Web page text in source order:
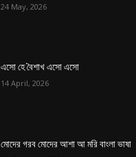
24 May, 2026
এসো হে বৈশাখ এসো এসো
14 April, 2026
মোদের গরব মোদের আশা আ মরি বাংলা ভাষা